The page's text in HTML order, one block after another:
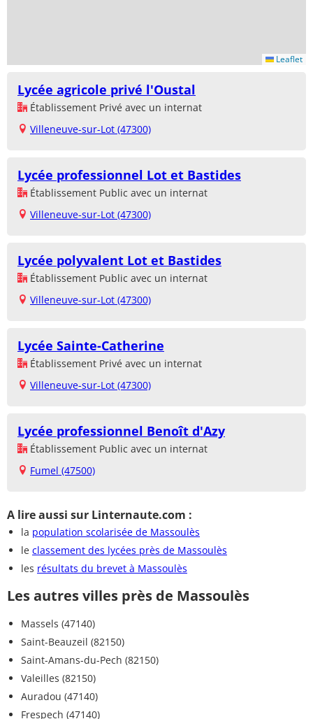
Leaflet
Lycée agricole privé l'Oustal
Établissement Privé avec un internat
Villeneuve-sur-Lot (47300)
Lycée professionnel Lot et Bastides
Établissement Public avec un internat
Villeneuve-sur-Lot (47300)
Lycée polyvalent Lot et Bastides
Établissement Public avec un internat
Villeneuve-sur-Lot (47300)
Lycée Sainte-Catherine
Établissement Privé avec un internat
Villeneuve-sur-Lot (47300)
Lycée professionnel Benoît d'Azy
Établissement Public avec un internat
Fumel (47500)
A lire aussi sur Linternaute.com :
la population scolarisée de Massoulès
le classement des lycées près de Massoulès
les résultats du brevet à Massoulès
Les autres villes près de Massoulès
Massels (47140)
Saint-Beauzeil (82150)
Saint-Amans-du-Pech (82150)
Valeilles (82150)
Auradou (47140)
Frespech (47140)